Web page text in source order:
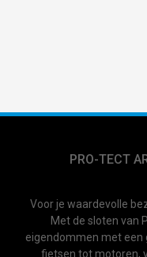
PRO-TECT
Voor je waardevolle
Met de sloten van
eigendommen met een
fietsen tot motoren,